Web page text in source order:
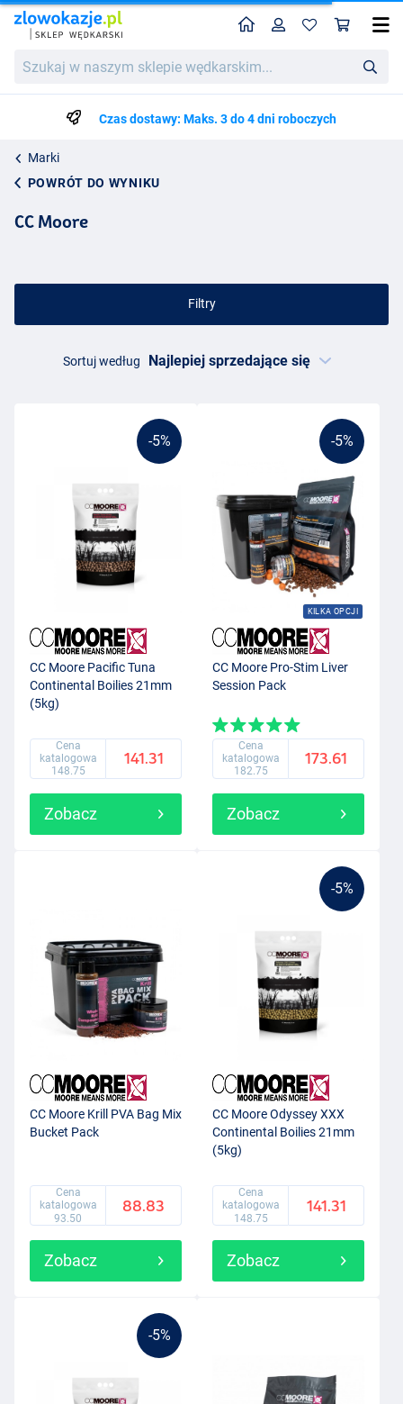
w
wędkarskim...
HomeProfil
Czas dostawy: Maks. 3 do 4 dni roboczych
Marki
POWRÓT DO WYNIKU
CC Moore
Filtry
Sortuj według
-5%
CC Moore Pacific Tuna
Continental Boilies 21mm
(5kg)
Cena
katalogowa
148.75
141.31
Zobacz
-5%
KILKA OPCJI
CC Moore Pro-Stim Liver
Session Pack
Cena
katalogowa
182.75
173.61
Zobacz
CC Moore Krill PVA Bag Mix
Bucket Pack
Cena
katalogowa
93.50
88.83
Zobacz
-5%
CC Moore Odyssey XXX
Continental Boilies 21mm
(5kg)
Cena
katalogowa
148.75
141.31
Zobacz
-5%